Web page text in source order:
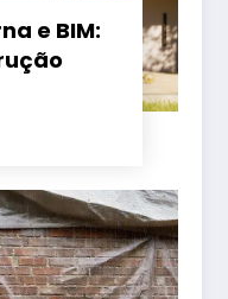
e BIM: